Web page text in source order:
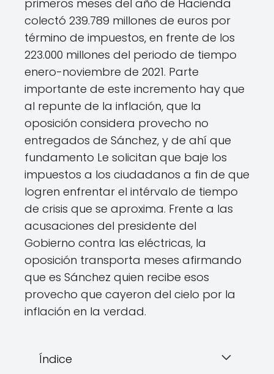
primeros meses del año de Hacienda
colectó 239.789 millones de euros por
término de impuestos, en frente de los
223.000 millones del periodo de tiempo
enero-noviembre de 2021. Parte
importante de este incremento hay que
al repunte de la inflación, que la
oposición considera provecho no
entregados de Sánchez, y de ahí que
fundamento Le solicitan que baje los
impuestos a los ciudadanos a fin de que
logren enfrentar el intérvalo de tiempo
de crisis que se aproxima. Frente a las
acusaciones del presidente del
Gobierno contra las eléctricas, la
oposición transporta meses afirmando
que es Sánchez quien recibe esos
provecho que cayeron del cielo por la
inflación en la verdad.
Índice